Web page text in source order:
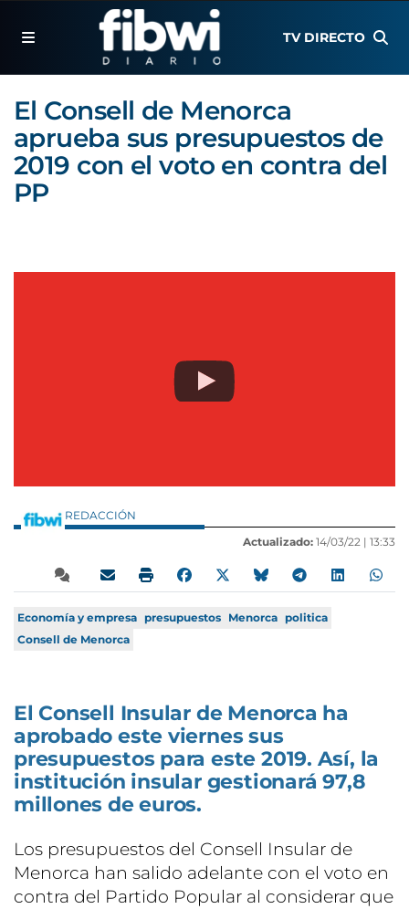
TV DIRECTO
El Consell de Menorca
aprueba sus presupuestos de
2019 con el voto en contra del
PP
REDACCIÓN
Actualizado: 14/03/22 | 13:33
Economía y empresa presupuestos Menorca politica
Consell de Menorca
El Consell Insular de Menorca ha
aprobado este viernes sus
presupuestos para este 2019. Así, la
institución insular gestionará 97,8
millones de euros.
Los presupuestos del Consell Insular de
Menorca han salido adelante con el voto en
contra del Partido Popular al considerar que